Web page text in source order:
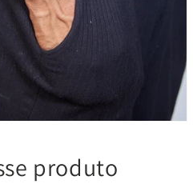
produto